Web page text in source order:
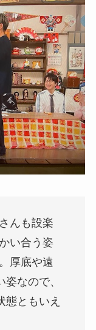
んも設楽
い合う姿
厚底や遠
なので、
態ともいえ